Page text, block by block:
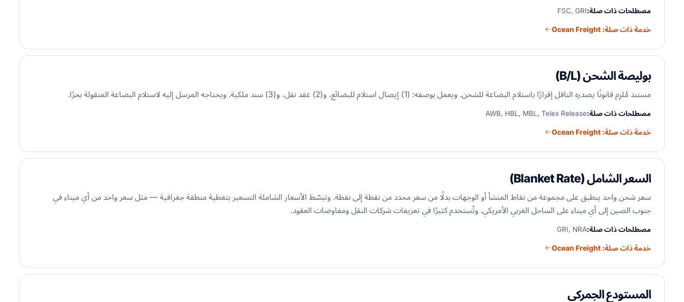
مصطلحات ذات صلة:FSC, GRI
خدمة ذات صلة: Ocean Freight
بوليصة الشحن (B/L)
مستند مُلزِم قانونًا يصدره الناقل إقرارًا باستلام البضاعة للشحن. ويعمل بوصفه: (1) إيصال استلام للبضائع، و(2) عقد نقل، و(3) سند ملكية. ويحتاجه المرسل إليه لاستلام البضاعة المنقولة بحرًا.
مصطلحات ذات صلة:AWB, HBL, MBL, Telex Release
خدمة ذات صلة: Ocean Freight
السعر الشامل (Blanket Rate)
سعر شحن واحد ينطبق على مجموعة من نقاط المنشأ أو الوجهات بدلًا من سعر محدد من نقطة إلى نقطة. وتبسّط الأسعار الشاملة التسعير بتغطية منطقة جغرافية — مثل سعر واحد من أي ميناء في
جنوب الصين إلى أي ميناء على الساحل الغربي الأمريكي. وتُستخدم كثيرًا في تعريفات شركات النقل ومفاوضات العقود.
مصطلحات ذات صلة:GRI, NRA
خدمة ذات صلة: Ocean Freight
المستودع الجمركي